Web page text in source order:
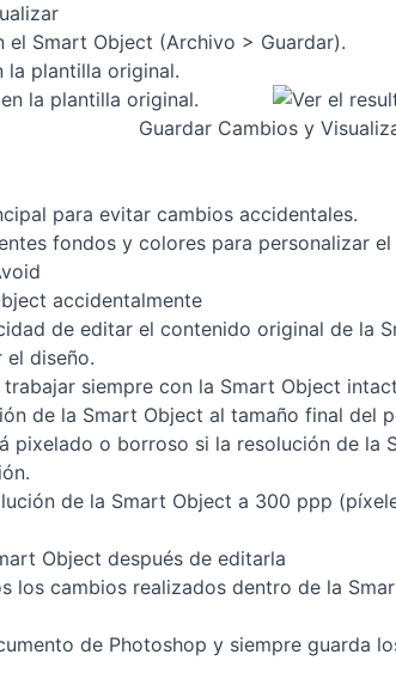
el Smart Object (Archivo > Guardar).
la plantilla original.
Guardar Cambios y
para evitar cambios accidentales.
fondos y colores para personalizar el
accidentalmente
de editar el contenido original de la
el diseño.
trabajar siempre con la Smart Object
de la Smart Object al tamaño final del
pixelado o borroso si la resolución de la
de la Smart Object a 300 ppp
Object después de editarla
los cambios realizados dentro de la
de Photoshop y siempre guarda